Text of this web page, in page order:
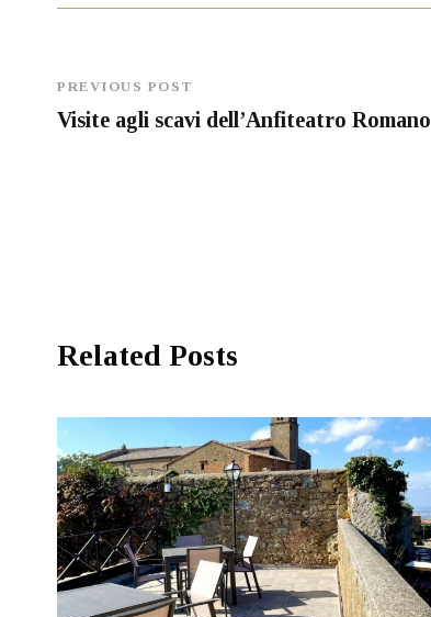
PREVIOUS POST
Visite agli scavi dell’Anfiteatro Romano
Related Posts